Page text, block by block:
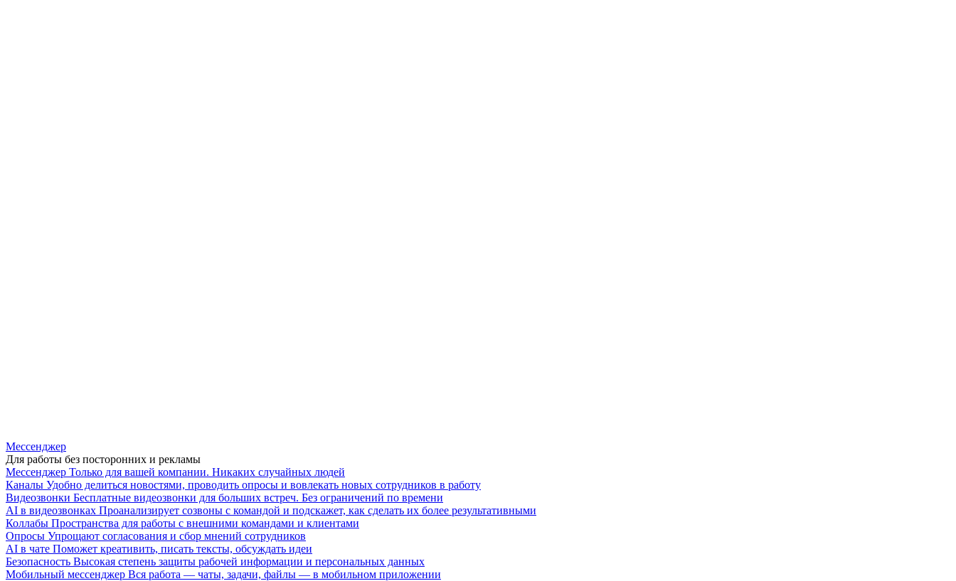
Мессенджер
Для работы без посторонних и рекламы
Мессенджер Только для вашей компании. Никаких случайных людей
Каналы Удобно делиться новостями, проводить опросы и вовлекать новых сотрудников в работу
Видеозвонки Бесплатные видеозвонки для больших встреч. Без ограничений по времени
AI в видеозвонках Проанализирует созвоны с командой и подскажет, как сделать их более результативными
Коллабы Пространства для работы с внешними командами и клиентами
Опросы Упрощают согласования и сбор мнений сотрудников
AI в чате Поможет креативить, писать тексты, обсуждать идеи
Безопасность Высокая степень защиты рабочей информации и персональных данных
Мобильный мессенджер Вся работа — чаты, задачи, файлы — в мобильном приложении